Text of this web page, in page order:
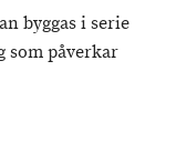
byggas i serie
som påverkar